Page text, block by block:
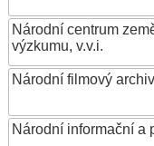
Národní centrum
výzkumu, v.v.i.
Národní filmový archiv
Národní informační a